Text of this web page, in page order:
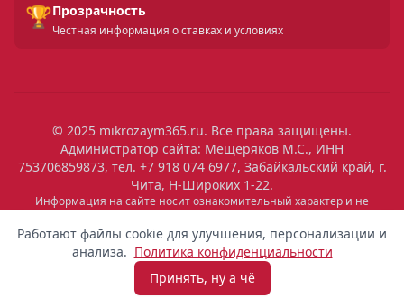
Взять микрозайм
Работают файлы cookie для улучшения, персонализации и
анализа. Политика конфиденциальности
Принять, ну а чё
🏆Прозрачность
Честная информация о ставках и условиях
© 2025 mikrozaym365.ru. Все права защищены.
Администратор сайта: Мещеряков М.С., ИНН
753706859873, тел. +7 918 074 6977, Забайкальский край, г.
Чита, Н-Широких 1-22.
Информация на сайте носит ознакомительный характер и не
является публичной офертой. Все условия микрозаймов уточняйте
на сайтах МФО. Помните: займ — это обязательство, которое
необходимо исполнять. Невыполнение обязательств влечет штрафы
и ухудшение кредитной истории. Услуги предоставляются
микрофинансовыми организациями, состоящими в реестре ЦБ РФ.